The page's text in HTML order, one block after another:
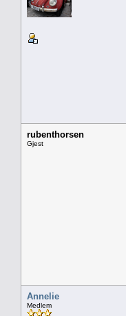
rubenthorsen
Gjest
Annelie
Medlem